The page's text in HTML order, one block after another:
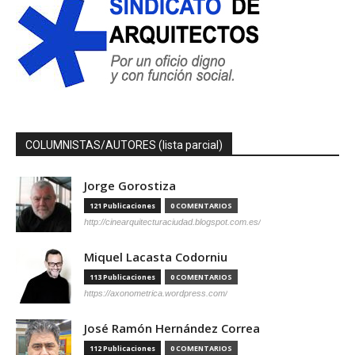
COLUMNISTAS/AUTORES (lista parcial)
Jorge Gorostiza
121 Publicaciones 0 COMENTARIOS
http://cinearquitecturaciudad.blogspot.com.es/
Miquel Lacasta Codorniu
113 Publicaciones 0 COMENTARIOS
https://axonometrica.wordpress.com/
José Ramón Hernández Correa
112 Publicaciones 0 COMENTARIOS